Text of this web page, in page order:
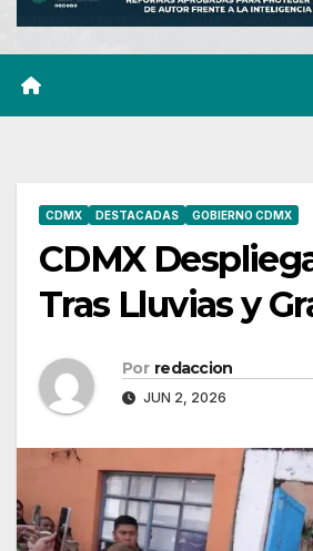
CDMX DESTACADAS GOBIERNO CDMX
CDMX
Tras Lluvias y
Por redaccion
JUN 2, 2026